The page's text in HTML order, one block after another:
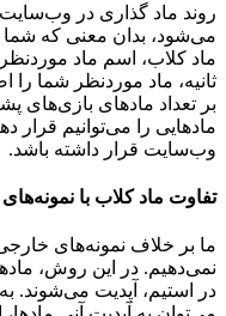
روند ماد گذاری در
می‌شود، بدان معنی که
ماد کلاب، اسم ماد
ثانیه، ماد موردنظر شما را
بر تعداد مادهای بازی‌های
مادهایی را می‌توانیم قرار
وب‌سایت قرار داشته باشد.
تفاوت ماد کلاب با
ما بر خلاف نمونه‌های
نمی‌دهیم. در این روش،
در استیم، آپدیت می‌شوند.